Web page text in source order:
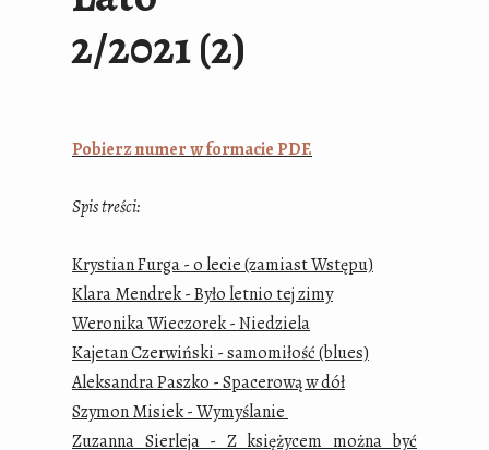
2/2021 (2)
Pobierz numer w formacie PDF.
Spis treści:
Krystian Furga - o lecie (zamiast Wstępu)
Klara Mendrek - Było letnio tej zimy
Weronika Wieczorek - Niedziela
Kajetan Czerwiński - samomiłość (blues)
Aleksandra Paszko - Spacerową w dół
Szymon Misiek - Wymyślanie
Zuzanna Sierleja - Z księżycem można być